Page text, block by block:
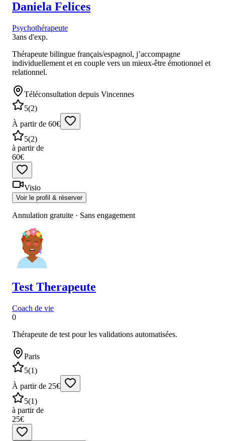
Daniela Felices
Psychothérapeute
3ans d'exp.
Thérapeute bilingue français/espagnol, j’accompagne
individuellement et en couple vers un mieux-être émotionnel et
relationnel.
Téléconsultation depuis Vincennes
5(2)
À partir de 60€
5(2)
à partir de
60€
Visio
Voir le profil & réserver
Annulation gratuite · Sans engagement
Test Therapeute
Coach de vie
0
Thérapeute de test pour les validations automatisées.
Paris
5(1)
À partir de 25€
5(1)
à partir de
25€